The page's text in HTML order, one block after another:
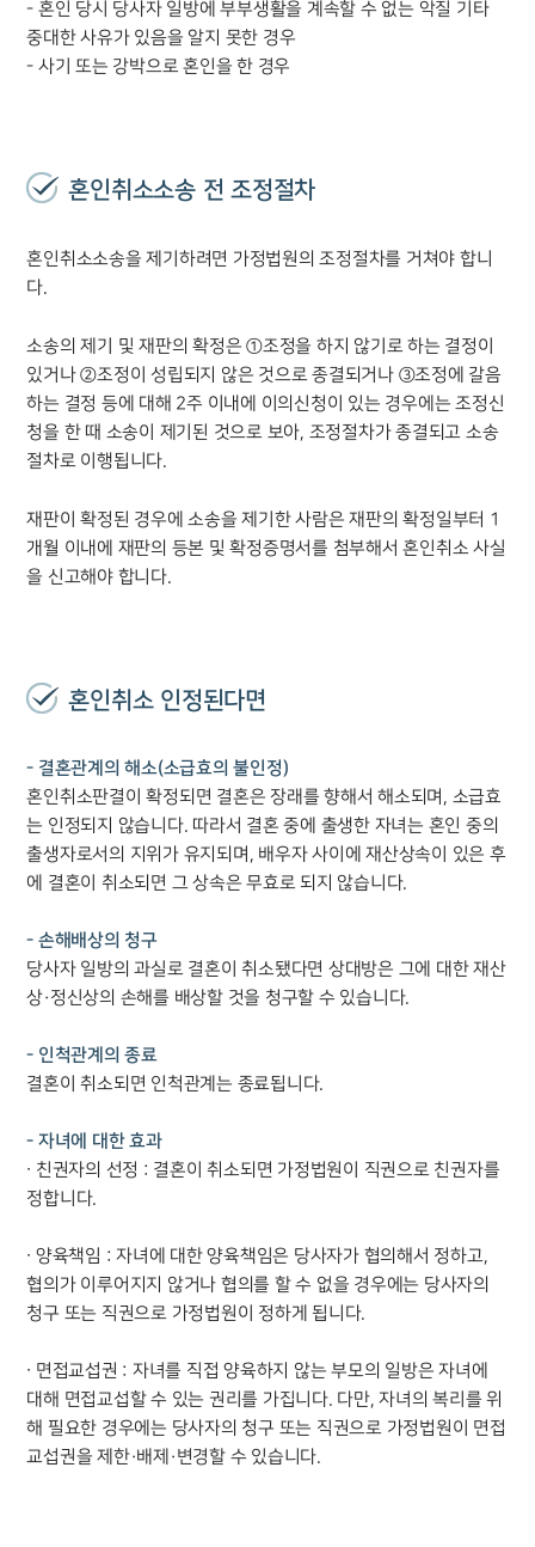
부소개
대륜의 강점
고객의 소리
통합검색
AI대륜
업무사례
이혼 주요 업무사례
사례분석/최신동향
- 혼인 당시 당사자 일방에 부부생활을 계속할 수 없는 악질 기타
중대한 사유가 있음을 알지 못한 경우
- 사기 또는 강박으로 혼인을 한 경우
혼인취소소송 전 조정절차
혼인취소소송을 제기하려면 가정법원의 조정절차를 거쳐야 합니
다.
소송의 제기 및 재판의 확정은 ①조정을 하지 않기로 하는 결정이
있거나 ②조정이 성립되지 않은 것으로 종결되거나 ③조정에 갈음
하는 결정 등에 대해 2주 이내에 이의신청이 있는 경우에는 조정신
청을 한 때 소송이 제기된 것으로 보아, 조정절차가 종결되고 소송
절차로 이행됩니다.
재판이 확정된 경우에 소송을 제기한 사람은 재판의 확정일부터 1
개월 이내에 재판의 등본 및 확정증명서를 첨부해서 혼인취소 사실
을 신고해야 합니다.
혼인취소 인정된다면
- 결혼관계의 해소(소급효의 불인정)
혼인취소판결이 확정되면 결혼은 장래를 향해서 해소되며, 소급효
는 인정되지 않습니다. 따라서 결혼 중에 출생한 자녀는 혼인 중의
출생자로서의 지위가 유지되며, 배우자 사이에 재산상속이 있은 후
에 결혼이 취소되면 그 상속은 무효로 되지 않습니다.
- 손해배상의 청구
당사자 일방의 과실로 결혼이 취소됐다면 상대방은 그에 대한 재산
상·정신상의 손해를 배상할 것을 청구할 수 있습니다.
- 인척관계의 종료
결혼이 취소되면 인척관계는 종료됩니다.
- 자녀에 대한 효과
∙ 친권자의 선정 : 결혼이 취소되면 가정법원이 직권으로 친권자를
정합니다.
∙ 양육책임 : 자녀에 대한 양육책임은 당사자가 협의해서 정하고,
협의가 이루어지지 않거나 협의를 할 수 없을 경우에는 당사자의
청구 또는 직권으로 가정법원이 정하게 됩니다.
∙ 면접교섭권 : 자녀를 직접 양육하지 않는 부모의 일방은 자녀에
대해 면접교섭할 수 있는 권리를 가집니다. 다만, 자녀의 복리를 위
해 필요한 경우에는 당사자의 청구 또는 직권으로 가정법원이 면접
교섭권을 제한·배제·변경할 수 있습니다.